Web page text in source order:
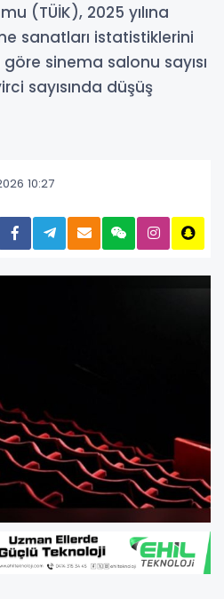
(TÜİK), 2025 yılına
sanatları istatistiklerini
göre sinema salonu sayısı
sayısında düşüş
10:27